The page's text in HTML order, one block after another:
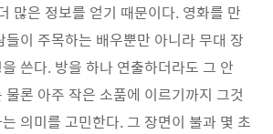
많은 정보를 얻기 때문이다. 영화를 만
이 주목하는 배우뿐만 아니라 무대 장
쓴다. 방을 하나 연출하더라도 그 안
물론 아주 작은 소품에 이르기까지 그것
의미를 고민한다. 그 장면이 불과 몇 초